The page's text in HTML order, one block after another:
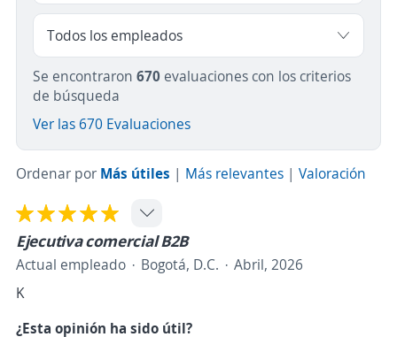
Se encontraron 670 evaluaciones con los criterios
de búsqueda
Ver las 670 Evaluaciones
Ordenar por Más útiles | Más relevantes | Valoración
Ejecutiva comercial B2B
Actual empleado Bogotá, D.C.
Abril, 2026
K
¿Esta opinión ha sido útil?